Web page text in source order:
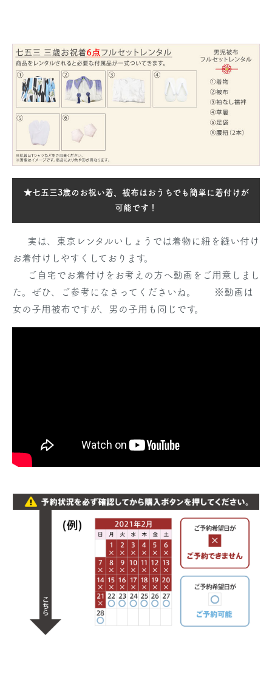
★七五三3歳のお祝い着、被布はおうちでも簡単に着付けが
可能です！
実は、東京レンタルいしょうでは着物に紐を縫い付け
お着付けしやすくしております。
ご自宅でお着付けをお考えの方へ動画をご用意しまし
た。ぜひ、ご参考になさってくださいね。
※動画は
女の子用被布ですが、男の子用も同じです。